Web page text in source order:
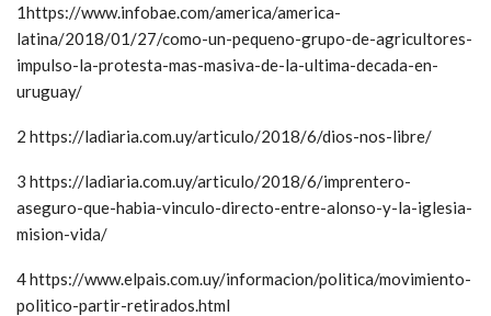
1https://www.infobae.com/america/america-
latina/2018/01/27/como-un-pequeno-grupo-de-agricultores-
impulso-la-protesta-mas-masiva-de-la-ultima-decada-en-
uruguay/
2 https://ladiaria.com.uy/articulo/2018/6/dios-nos-libre/
3 https://ladiaria.com.uy/articulo/2018/6/imprentero-
aseguro-que-habia-vinculo-directo-entre-alonso-y-la-iglesia-
mision-vida/
4 https://www.elpais.com.uy/informacion/politica/movimiento-
politico-partir-retirados.html